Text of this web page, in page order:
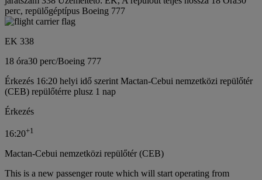
perc, repülőgéptípus Boeing 777
EK 338
18 óra30 perc/Boeing 777
Érkezés 16:20 helyi idő szerint Mactan-Cebui nemzetközi repülőtér
(CEB) repülőtérre plusz 1 nap
Érkezés
16:20+1
Mactan-Cebui nemzetközi repülőtér (CEB)
This is a new passenger route which will start operating from